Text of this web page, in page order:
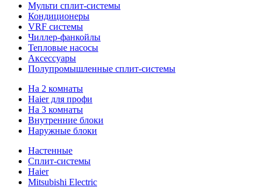
Мульти сплит-системы
Кондиционеры
VRF системы
Чиллер-фанкойлы
Тепловые насосы
Аксессуары
Полупромышленные сплит-системы
На 2 комнаты
Haier для профи
На 3 комнаты
Внутренние блоки
Наружные блоки
Настенные
Сплит-системы
Haier
Mitsubishi Electric